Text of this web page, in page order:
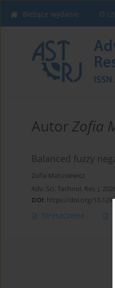
Bieżące wydanie O
AutorZofia
Balanced fuzzy
Zofia Matusiewicz
Adv. Sci. Technol. Res. J.
DOI: https://doi.org/
Streszczenie